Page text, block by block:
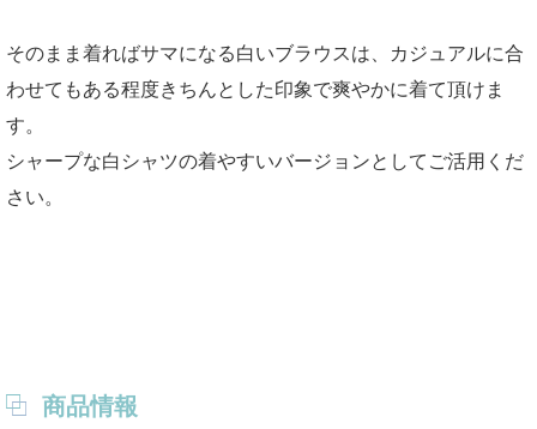
そのまま着ればサマになる白いブラウスは、カジュアルに合
わせてもある程度きちんとした印象で爽やかに着て頂けま
す。
シャープな白シャツの着やすいバージョンとしてご活用くだ
さい。
商品情報